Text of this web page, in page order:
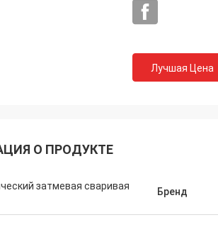
Лучшая Цена
О ПРОДУКТЕ
затмевая сваривая
Бренд